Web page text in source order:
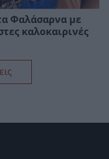
Φαλάσαρνα με
καλοκαιρινές